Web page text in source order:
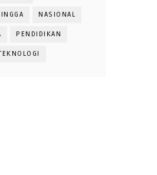
NASIONAL
PENDIDIKAN